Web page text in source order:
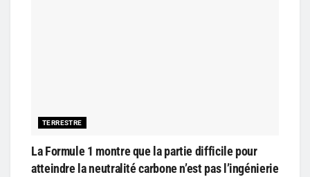
TERRESTRE
La Formule 1 montre que la partie difficile pour
atteindre la neutralité carbone n’est pas l’ingénierie